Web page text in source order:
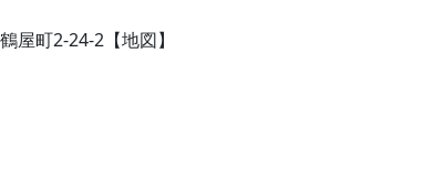
町2-24-2【地図】